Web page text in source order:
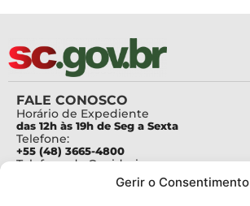
Gerir o Consentimento
FALE CONOSCO
Horário de Expediente
das 12h às 19h de Seg a Sexta
Telefone:
+55 (48) 3665-4800
Telefone da Ouvidoria